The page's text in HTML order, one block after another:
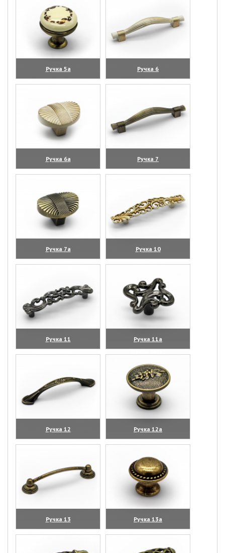
Ручка 5а
(увеличить)
Ручка 6
(увеличить)
Ручка 6а
(увеличить)
Ручка 7
(увеличить)
Ручка 7а
(увеличить)
Ручка 10
(увеличить)
Ручка 11
(увеличить)
Ручка 11а
(увеличить)
Ручка 12
(увеличить)
Ручка 12а
(увеличить)
Ручка 13
(увеличить)
Ручка 13а
(увеличить)